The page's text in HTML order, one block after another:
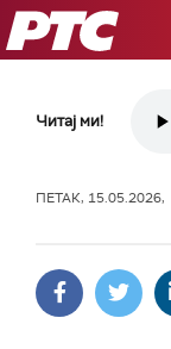
РТС
Читај ми!
ПЕТАК, 15.05.2026,